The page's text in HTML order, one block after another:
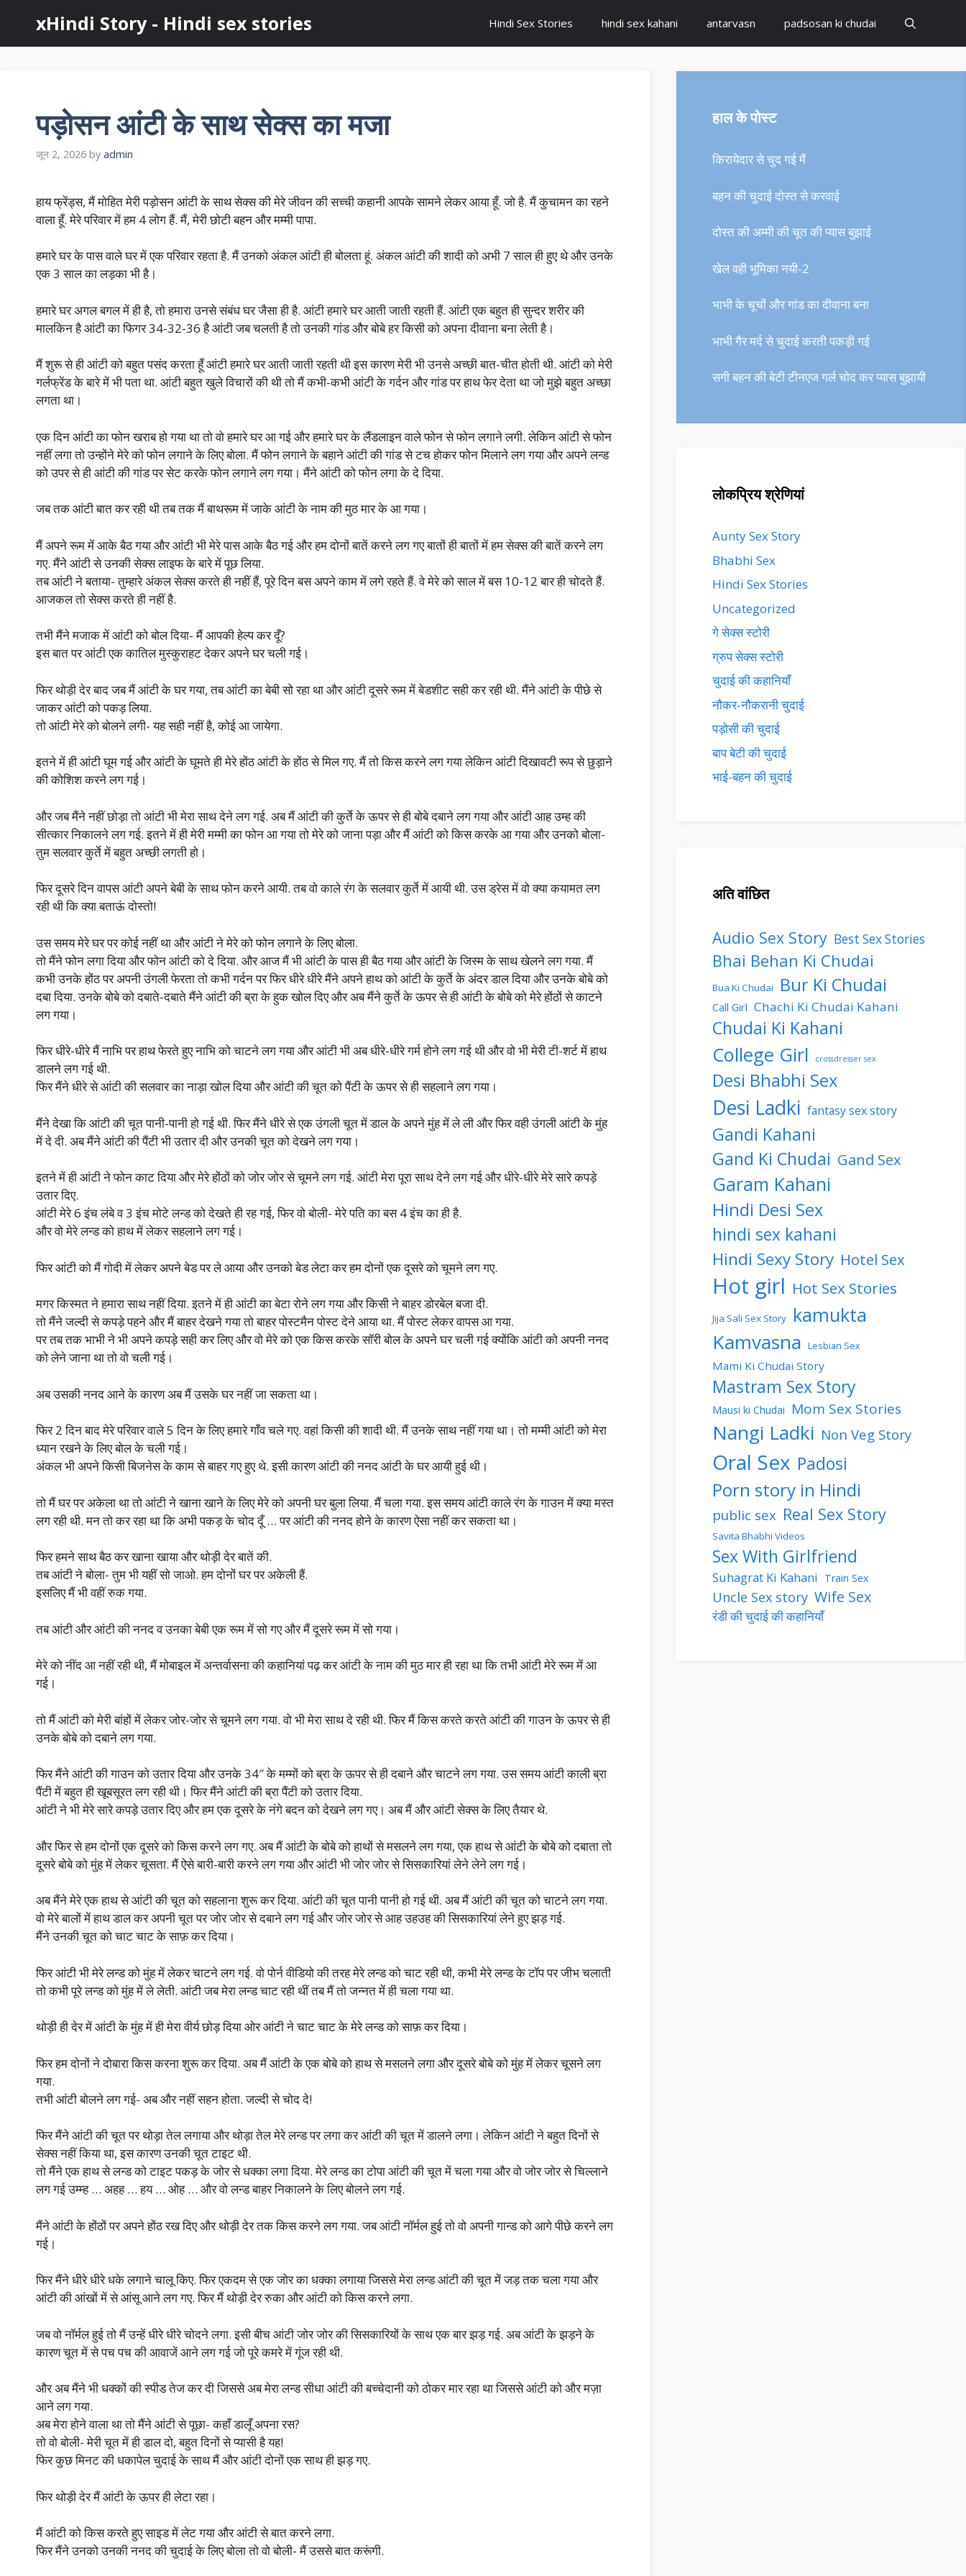
content
xHindi Story - Hindi sex stories Hindi Sex Stories hindi sex kahani antarvasn padsosan ki chudai
पड़ोसन आंटी के साथ सेक्स का मजा
जून 2, 2026 by admin
हाय फ्रेंड्स, मैं मोहित मेरी पड़ोसन आंटी के साथ सेक्स की मेरे जीवन की सच्ची कहानी आपके सामने लेकर आया हूँ. जो है. मैं कुचामन का रहने
वाला हूँ. मेरे परिवार में हम 4 लोग हैं. मैं, मेरी छोटी बहन और मम्मी पापा.
हमारे घर के पास वाले घर में एक परिवार रहता है. मैं उनको अंकल आंटी ही बोलता हूं. अंकल आंटी की शादी को अभी 7 साल ही हुए थे और उनके
एक 3 साल का लड़का भी है।
हमारे घर अगल बगल में ही है, तो हमारा उनसे संबंध घर जैसा ही है. आंटी हमारे घर आती जाती रहती हैं. आंटी एक बहुत ही सुन्दर शरीर की
मालकिन है आंटी का फिगर 34-32-36 है आंटी जब चलती है तो उनकी गांड और बोबे हर किसी को अपना दीवाना बना लेती है।
मैं शुरू से ही आंटी को बहुत पसंद करता हूँ आंटी हमारे घर आती जाती रहती थी इस कारण मेरी भी उनसे अच्छी बात-चीत होती थी. आंटी को मेरी
गर्लफ्रेंड के बारे में भी पता था. आंटी बहुत खुले विचारों की थी तो मैं कभी-कभी आंटी के गर्दन और गांड पर हाथ फेर देता था जो मुझे बहुत अच्छा
लगता था।
एक दिन आंटी का फोन खराब हो गया था तो वो हमारे घर आ गई और हमारे घर के लैंडलाइन वाले फोन से फोन लगाने लगी. लेकिन आंटी से फोन
नहीं लगा तो उन्होंने मेरे को फोन लगाने के लिए बोला. मैं फोन लगाने के बहाने आंटी की गांड से टच होकर फोन मिलाने लग गया और अपने लन्ड
को उपर से ही आंटी की गांड पर सेट करके फोन लगाने लग गया। मैंने आंटी को फोन लगा के दे दिया.
जब तक आंटी बात कर रही थी तब तक मैं बाथरूम में जाके आंटी के नाम की मुठ मार के आ गया।
मैं अपने रूम में आके बैठ गया और आंटी भी मेरे पास आके बैठ गई और हम दोनों बातें करने लग गए बातों ही बातों में हम सेक्स की बातें करने लग
गए. मैंने आंटी से उनकी सेक्स लाइफ के बारे में पूछ लिया.
तब आंटी ने बताया- तुम्हारे अंकल सेक्स करते ही नहीं हैं, पूरे दिन बस अपने काम में लगे रहते हैं. वे मेरे को साल में बस 10-12 बार ही चोदते हैं.
आजकल तो सेक्स करते ही नहीं है.
तभी मैंने मजाक में आंटी को बोल दिया- मैं आपकी हेल्प कर दूँ?
इस बात पर आंटी एक कातिल मुस्कुराहट देकर अपने घर चली गई।
फिर थोड़ी देर बाद जब मैं आंटी के घर गया, तब आंटी का बेबी सो रहा था और आंटी दूसरे रूम में बेडशीट सही कर रही थी. मैंने आंटी के पीछे से
जाकर आंटी को पकड़ लिया.
तो आंटी मेरे को बोलने लगी- यह सही नहीं है, कोई आ जायेगा.
इतने में ही आंटी घूम गई और आंटी के घूमते ही मेरे होंठ आंटी के होंठ से मिल गए. मैं तो किस करने लग गया लेकिन आंटी दिखावटी रूप से छुड़ाने
की कोशिश करने लग गई।
और जब मैंने नहीं छोड़ा तो आंटी भी मेरा साथ देने लग गई. अब मैं आंटी की कुर्ते के ऊपर से ही बोबे दबाने लग गया और आंटी आह उम्ह की
सीत्कार निकालने लग गई. इतने में ही मेरी मम्मी का फोन आ गया तो मेरे को जाना पड़ा और मैं आंटी को किस करके आ गया और उनको बोला-
तुम सलवार कुर्ते में बहुत अच्छी लगती हो।
फिर दूसरे दिन वापस आंटी अपने बेबी के साथ फोन करने आयी. तब वो काले रंग के सलवार कुर्ते में आयी थी. उस ड्रेस में वो क्या कयामत लग
रही थी कि क्या बताऊं दोस्तो!
उस समय मेरे घर पर कोई नहीं था और आंटी ने मेरे को फोन लगाने के लिए बोला.
तो मैंने फोन लगा दिया और फोन आंटी को दे दिया. और आज मैं भी आंटी के पास ही बैठ गया और आंटी के जिस्म के साथ खेलने लग गया. मैं
कभी उनके होंठ पर अपनी उंगली फेरता तो कभी गर्दन पर फिर धीरे धीरे मैंने अपने हाथ को आंटी के कुर्ते के अंदर डाल दिया और उनके बोबे को
दबा दिया. उनके बोबे को दबाते-दबाते मैंने आंटी की ब्रा के हुक खोल दिए और अब मैंने कुर्ते के ऊपर से ही आंटी के बोबे को मेरे होंठों से काटने
लग गया।
फिर धीरे-धीरे मैं नाभि पर हाथ फेरते हुए नाभि को चाटने लग गया और आंटी भी अब धीरे-धीरे गर्म होने लग गई थी और वो भी मेरी टी-शर्ट में हाथ
डालने लग गई थी.
फिर मैंने धीरे से आंटी की सलवार का नाड़ा खोल दिया और आंटी की चूत को पैंटी के ऊपर से ही सहलाने लग गया।
मैंने देखा कि आंटी की चूत पानी-पानी हो गई थी. फिर मैंने धीरे से एक उंगली चूत में डाल के अपने मुंह में ले ली और फिर वही उंगली आंटी के मुंह
में दे दी. अब मैंने आंटी की पैंटी भी उतार दी और उनकी चूत को देखने लग गया।
इतने में ही आंटी ने फोन काट दिया और मेरे होंठों को जोर जोर से चूमने लग गई. आंटी मेरा पूरा साथ देने लग गई और धीरे-धीरे मेरे सारे कपड़े
उतार दिए.
आंटी मेरे 6 इंच लंबे व 3 इंच मोटे लन्ड को देखते ही रह गई, फिर वो बोली- मेरे पति का बस 4 इंच का ही है.
और वो मेरे लन्ड को हाथ में लेकर सहलाने लग गई।
फिर आंटी को मैं गोदी में लेकर अपने बेड पर ले आया और उनको बेड लेटा कर हम दोनों एक दूसरे को चूमने लग गए.
मगर किस्मत ने हमारा साथ नहीं दिया. इतने में ही आंटी का बेटा रोने लग गया और किसी ने बाहर डोरबेल बजा दी.
तो मैंने जल्दी से कपड़े पहने और मैं बाहर देखने गया तो बाहर पोस्टमैन पोस्ट देने आया था. मैं पोस्ट लेकर वापस आ गया.
पर तब तक भाभी ने भी अपने कपड़े सही कर लिए और वो मेरे को एक किस करके सॉरी बोल के अपने घर चली गई क्योंकि आंटी को अपनी ननद
को लेने जाना था तो वो चली गई।
अब उसकी ननद आने के कारण अब मैं उसके घर नहीं जा सकता था।
फिर 2 दिन बाद मेरे परिवार वाले 5 दिन के लिए हमारे गाँव चले गए. वहां किसी की शादी थी. मैं उनके साथ नहीं गया था। तो मम्मी आंटी को मेरा
ध्यान रखने के लिए बोल के चली गई।
अंकल भी अपने किसी बिजनेस के काम से बाहर गए हुए थे. इसी कारण आंटी की ननद आंटी के घर आयी हुई थी।
तो मैं घर पर अकेला था तो आंटी ने खाना खाने के लिए मेरे को अपनी घर बुला लिया. मैं चला गया. इस समय आंटी काले रंग के गाउन में क्या मस्त
लग रही थी. मन तो कर रहा था कि अभी पकड़ के चोद दूँ … पर आंटी की ननद होने के कारण ऐसा नहीं कर सकता था।
फिर हमने साथ बैठ कर खाना खाया और थोड़ी देर बातें की.
तब आंटी ने बोला- तुम भी यहीं सो जाओ. हम दोनों घर पर अकेली हैं.
इसलिए मैं भी वहीं रुक गया.
तब आंटी और आंटी की ननद व उनका बेबी एक रूम में सो गए और मैं दूसरे रूम में सो गया।
मेरे को नींद आ नहीं रही थी, मैं मोबाइल में अन्तर्वासना की कहानियां पढ़ कर आंटी के नाम की मुठ मार ही रहा था कि तभी आंटी मेरे रूम में आ
गई।
तो मैं आंटी को मेरी बांहों में लेकर जोर-जोर से चूमने लग गया. वो भी मेरा साथ दे रही थी. फिर मैं किस करते करते आंटी की गाउन के ऊपर से ही
उनके बोबे को दबाने लग गया.
फिर मैंने आंटी की गाउन को उतार दिया और उनके 34″ के मम्मों को ब्रा के ऊपर से ही दबाने और चाटने लग गया. उस समय आंटी काली ब्रा
पैंटी में बहुत ही खूबसूरत लग रही थी। फिर मैंने आंटी की ब्रा पैंटी को उतार दिया.
आंटी ने भी मेरे सारे कपड़े उतार दिए और हम एक दूसरे के नंगे बदन को देखने लग गए। अब मैं और आंटी सेक्स के लिए तैयार थे.
और फिर से हम दोनों एक दूसरे को किस करने लग गए. अब मैं आंटी के बोबे को हाथों से मसलने लग गया, एक हाथ से आंटी के बोबे को दबाता तो
दूसरे बोबे को मुंह में लेकर चूसता. मैं ऐसे बारी-बारी करने लग गया और आंटी भी जोर जोर से सिसकारियां लेने लेने लग गई।
अब मैंने मेरे एक हाथ से आंटी की चूत को सहलाना शुरू कर दिया. आंटी की चूत पानी पानी हो गई थी. अब मैं आंटी की चूत को चाटने लग गया.
वो मेरे बालों में हाथ डाल कर अपनी चूत पर जोर जोर से दबाने लग गई और जोर जोर से आह उहउह की सिसकारियां लेने हुए झड़ गई.
मैंने उनकी चूत को चाट चाट के साफ़ कर दिया।
फिर आंटी भी मेरे लन्ड को मुंह में लेकर चाटने लग गई. वो पोर्न वीडियो की तरह मेरे लन्ड को चाट रही थी, कभी मेरे लन्ड के टॉप पर जीभ चलाती
तो कभी पूरे लन्ड को मुंह में ले लेती. आंटी जब मेरा लन्ड चाट रही थीं तब मैं तो जन्नत में ही चला गया था.
थोड़ी ही देर में आंटी के मुंह में ही मेरा वीर्य छोड़ दिया ओर आंटी ने चाट चाट के मेरे लन्ड को साफ़ कर दिया।
फिर हम दोनों ने दोबारा किस करना शुरू कर दिया. अब मैं आंटी के एक बोबे को हाथ से मसलने लगा और दूसरे बोबे को मुंह में लेकर चूसने लग
गया.
तभी आंटी बोलने लग गई- अब और नहीं सहन होता. जल्दी से चोद दे!
फिर मैंने आंटी की चूत पर थोड़ा तेल लगाया और थोड़ा तेल मेरे लन्ड पर लगा कर आंटी की चूत में डालने लगा। लेकिन आंटी ने बहुत दिनों से
सेक्स नहीं किया था, इस कारण उनकी चूत टाइट थी.
तो मैंने एक हाथ से लन्ड को टाइट पकड़ के जोर से धक्का लगा दिया. मेरे लन्ड का टोपा आंटी की चूत में चला गया और वो जोर जोर से चिल्लाने
लग गई उम्म्ह … अहह … हय … ओह … और वो लन्ड बाहर निकालने के लिए बोलने लग गई.
मैंने आंटी के होंठों पर अपने होंठ रख दिए और थोड़ी देर तक किस करने लग गया. जब आंटी नॉर्मल हुई तो वो अपनी गान्ड को आगे पीछे करने लग
गई।
फिर मैंने धीरे धीरे धके लगाने चालू किए. फिर एकदम से एक जोर का धक्का लगाया जिससे मेरा लन्ड आंटी की चूत में जड़ तक चला गया और
आंटी की आंखों में से आंसू आने लग गए. फिर मैं थोड़ी देर रुका और आंटी को किस करने लगा.
जब वो नॉर्मल हुई तो मैं उन्हें धीरे धीरे चोदने लगा. इसी बीच आंटी जोर जोर की सिसकारियों के साथ एक बार झड़ गई. अब आंटी के झड़ने के
कारण चूत में से पच पच की आवाजें आने लग गई जो पूरे कमरे में गूंज रही थी.
और अब मैंने भी धक्कों की स्पीड तेज कर दी जिससे अब मेरा लन्ड सीधा आंटी की बच्चेदानी को ठोकर मार रहा था जिससे आंटी को और मज़ा
आने लग गया.
अब मेरा होने वाला था तो मैंने आंटी से पूछा- कहाँ डालूँ अपना रस?
तो वो बोली- मेरी चूत में ही डाल दो, बहुत दिनों से प्यासी है यह!
फिर कुछ मिनट की धकापेल चुदाई के साथ मैं और आंटी दोनों एक साथ ही झड़ गए.
फिर थोड़ी देर मैं आंटी के ऊपर ही लेटा रहा।
मैं आंटी को किस करते हुए साइड में लेट गया और आंटी से बात करने लगा.
फिर मैंने उनको उनकी ननद की चुदाई के लिए बोला तो वो बोली- मैं उससे बात करूंगी.
हाल के पोस्ट
किरायेदार से चुद गई मैं
बहन की चुदाई दोस्त से करवाई
दोस्त की अम्मी की चूत की प्यास बुझाई
खेल वही भूमिका नयी-2
भाभी के चूचों और गांड का दीवाना बना
भाभी गैर मर्द से चुदाई करती पकड़ी गई
सगी बहन की बेटी टीनएज गर्ल चोद कर प्यास बुझायी
लोकप्रिय श्रेणियां
Aunty Sex Story
Bhabhi Sex
Hindi Sex Stories
Uncategorized
गे सेक्स स्टोरी
ग्रुप सेक्स स्टोरी
चुदाई की कहानियाँ
नौकर-नौकरानी चुदाई
पड़ोसी की चुदाई
बाप बेटी की चुदाई
भाई-बहन की चुदाई
अति वांछित
Audio Sex Story Best Sex Stories
Bhai Behan Ki Chudai
Bua Ki Chudai Bur Ki Chudai
Call Girl Chachi Ki Chudai Kahani
Chudai Ki Kahani
College Girl crossdresser sex
Desi Bhabhi Sex
Desi Ladki fantasy sex story
Gandi Kahani
Gand Ki Chudai Gand Sex
Garam Kahani
Hindi Desi Sex
hindi sex kahani
Hindi Sexy Story Hotel Sex
Hot girl Hot Sex Stories
Jija Sali Sex Story kamukta
Kamvasna Lesbian Sex
Mami Ki Chudai Story
Mastram Sex Story
Mausi ki Chudai Mom Sex Stories
Nangi Ladki Non Veg Story
Oral Sex Padosi
Porn story in Hindi
public sex Real Sex Story
Savita Bhabhi Videos
Sex With Girlfriend
Suhagrat Ki Kahani Train Sex
Uncle Sex story Wife Sex
रंडी की चुदाई की कहानियाँ